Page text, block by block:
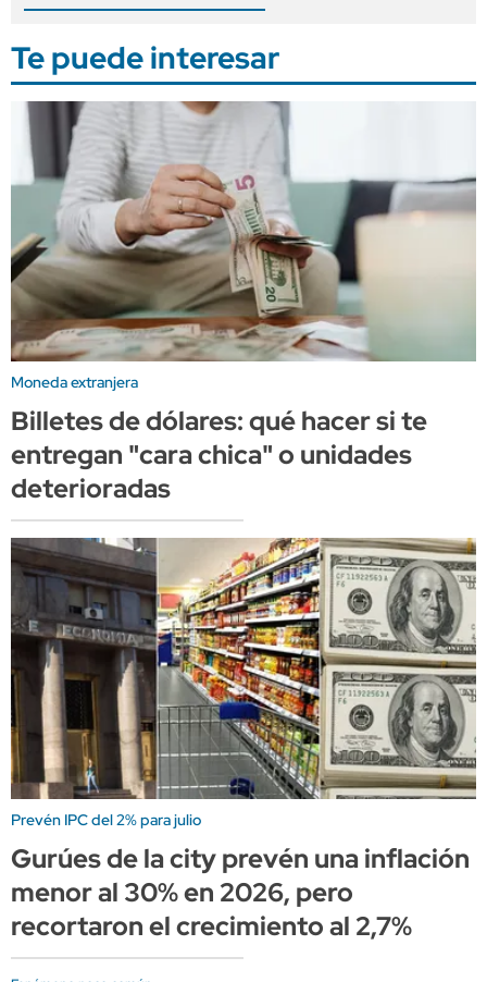
Te puede interesar
Moneda extranjera
Billetes de dólares: qué hacer si te
entregan "cara chica" o unidades
deterioradas
Prevén IPC del 2% para julio
Gurúes de la city prevén una inflación
menor al 30% en 2026, pero
recortaron el crecimiento al 2,7%